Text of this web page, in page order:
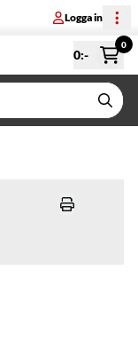
Logga in
0:-
0